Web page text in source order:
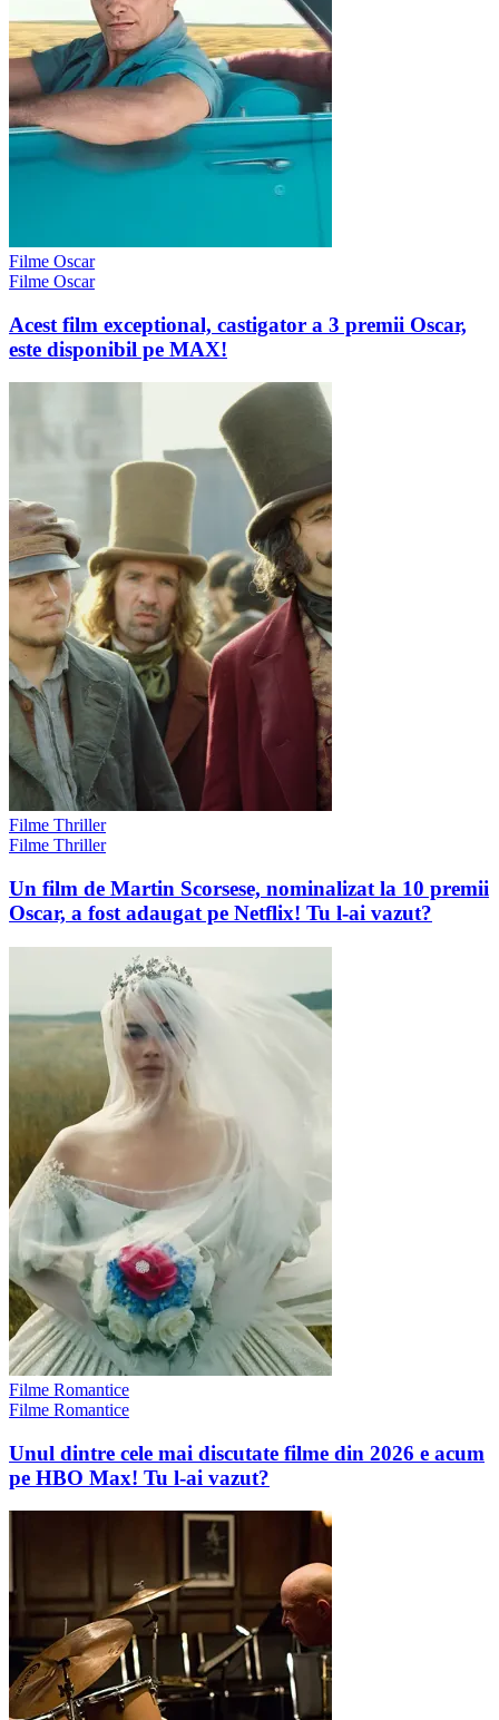
Filme Oscar
Filme Oscar
Acest film exceptional, castigator a 3 premii Oscar,
este disponibil pe MAX!
Filme Thriller
Filme Thriller
Un film de Martin Scorsese, nominalizat la 10 premii
Oscar, a fost adaugat pe Netflix! Tu l-ai vazut?
Filme Romantice
Filme Romantice
Unul dintre cele mai discutate filme din 2026 e acum
pe HBO Max! Tu l-ai vazut?